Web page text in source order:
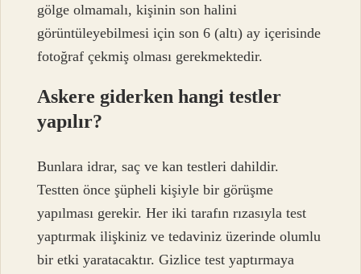
gölge olmamalı, kişinin son halini
görüntüleyebilmesi için son 6 (altı) ay içerisinde
fotoğraf çekmiş olması gerekmektedir.
Askere giderken hangi testler
yapılır?
Bunlara idrar, saç ve kan testleri dahildir.
Testten önce şüpheli kişiyle bir görüşme
yapılması gerekir. Her iki tarafın rızasıyla test
yaptırmak ilişkiniz ve tedaviniz üzerinde olumlu
bir etki yaratacaktır. Gizlice test yaptırmaya